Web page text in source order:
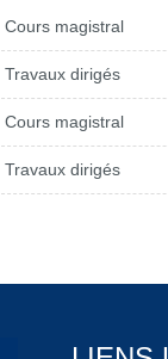
Cours magistral
Travaux dirigés
Cours magistral
Travaux dirigés